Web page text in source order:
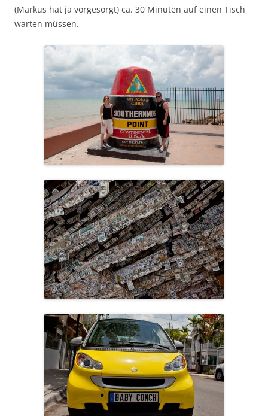
(Markus hat ja vorgesorgt) ca. 30 Minuten auf einen Tisch
warten müssen.